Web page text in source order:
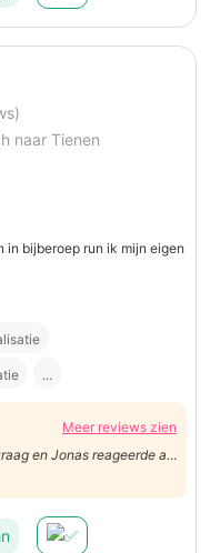
naar Tienen
bijberoep run ik mijn eigen
...
Meer reviews zien
en Jonas reageerde al
behulpzaam en heeft het
dus erg tevreden dat hij